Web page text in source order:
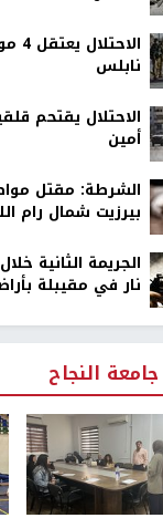
نابلس
الاحتلال يقتحم
أمين
بيرزيت شمال رام
الجريمة الثانية
نار في مقيبلة
جامعة النجاح